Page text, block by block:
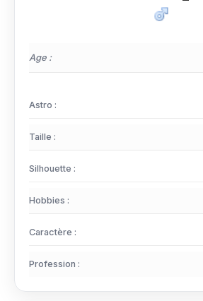
Age :
Astro :
Taille :
Silhouette :
Hobbies :
Caractère :
Profession :